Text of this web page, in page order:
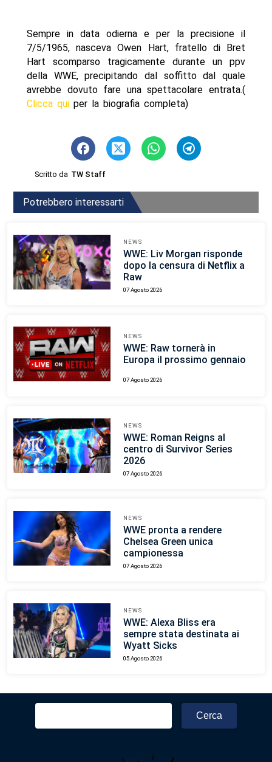
Sempre in data odierna e per la precisione il
7/5/1965, nasceva Owen Hart, fratello di Bret
Hart scomparso tragicamente durante un ppv
della WWE, precipitando dal soffitto dal quale
avrebbe dovuto fare una spettacolare entrata.(
Clicca quiper la biografia completa)
Scritto da TW Staff
Potrebbero interessarti
NEWS
WWE: Liv Morgan risponde
dopo la censura di Netflix a
Raw
07 Agosto 2026
NEWS
WWE: Raw tornerà in
Europa il prossimo gennaio
07 Agosto 2026
NEWS
WWE: Roman Reigns al
centro di Survivor Series
2026
07 Agosto 2026
NEWS
WWE pronta a rendere
Chelsea Green unica
campionessa
07 Agosto 2026
NEWS
WWE: Alexa Bliss era
sempre stata destinata ai
Wyatt Sicks
05 Agosto 2026
Ricerca